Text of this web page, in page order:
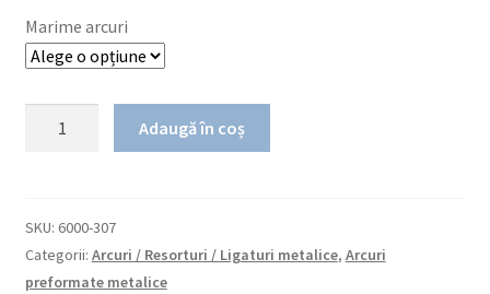
Marime arcuri
-
Reverse
Curve
Adaugă în coș
SKU: 6000-307
Categorii: Arcuri / Resorturi / Ligaturi metalice, Arcuri
preformate metalice